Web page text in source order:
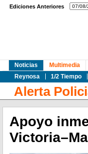
Ediciones Anteriores
Noticias
Reynosa
1/2 Tiempo
Multimedia
Alerta
Apoyo